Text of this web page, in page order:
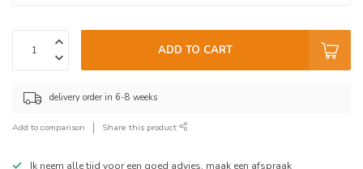
ADD TO CART
delivery order in 6-8 weeks
Add to comparison Share this product
Ik neem alle tijd voor een goed advies, maak een afspraak